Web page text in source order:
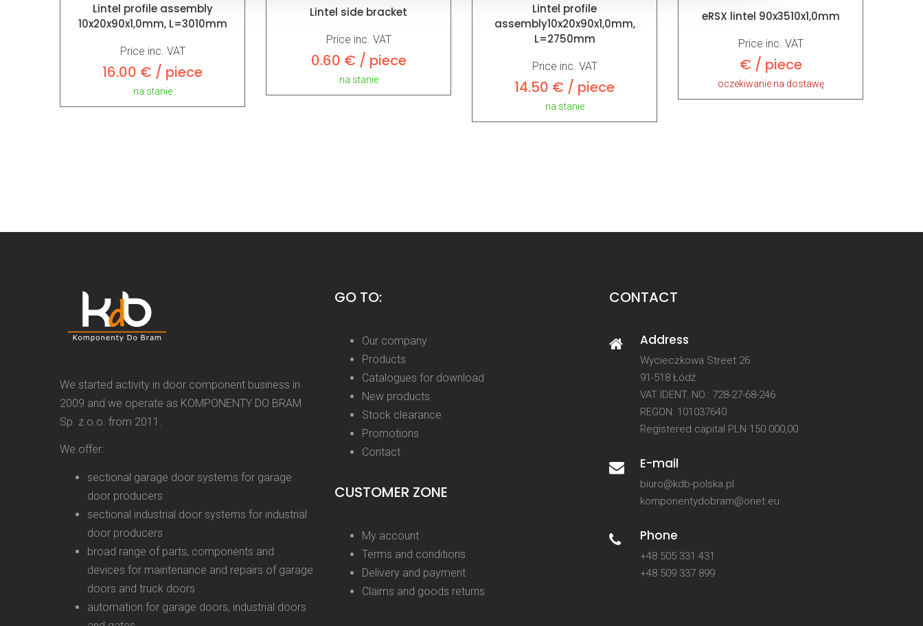
Lintel profile assembly
10x20x90x1,0mm, L=3010mm
Price inc. VAT
16.00 € / piece
na stanie
Lintel side bracket
Price inc. VAT
0.60 € / piece
na stanie
Lintel profile
assembly10x20x90x1,0mm,
L=2750mm
Price inc. VAT
14.50 € / piece
na stanie
eRSX lintel 90x3510x1,0mm
Price inc. VAT
€ / piece
oczekiwanie na dostawę
We started activity in door component business in
2009 and we operate as KOMPONENTY DO BRAM
Sp. z o.o. from 2011.
We offer:
sectional garage door systems for garage
door producers
sectional industrial door systems for industrial
door producers
broad range of parts, components and
devices for maintenance and repairs of garage
doors and truck doors
automation for garage doors, industrial doors
GO TO:
Our company
Products
Catalogues for download
New products
Stock clearance
Promotions
Contact
CUSTOMER ZONE
My account
Terms and conditions
Delivery and payment
Claims and goods returns
CONTACT
Address
Wycieczkowa Street 26
91-518 Łódź
VAT IDENT. NO.: 728-27-68-246
REGON: 101037640
Registered capital PLN 150 000,00
E-mail
biuro@kdb-polska.pl
komponentydobram@onet.eu
Phone
+48 505 331 431
+48 509 337 899